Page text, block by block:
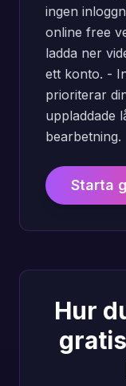
ingen
online free
ladda ner
ett konto. -
prioriterar
uppladdade
bearbetning.
Starta
Hur